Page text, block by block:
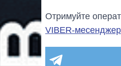
Отримуйте
VIBER-